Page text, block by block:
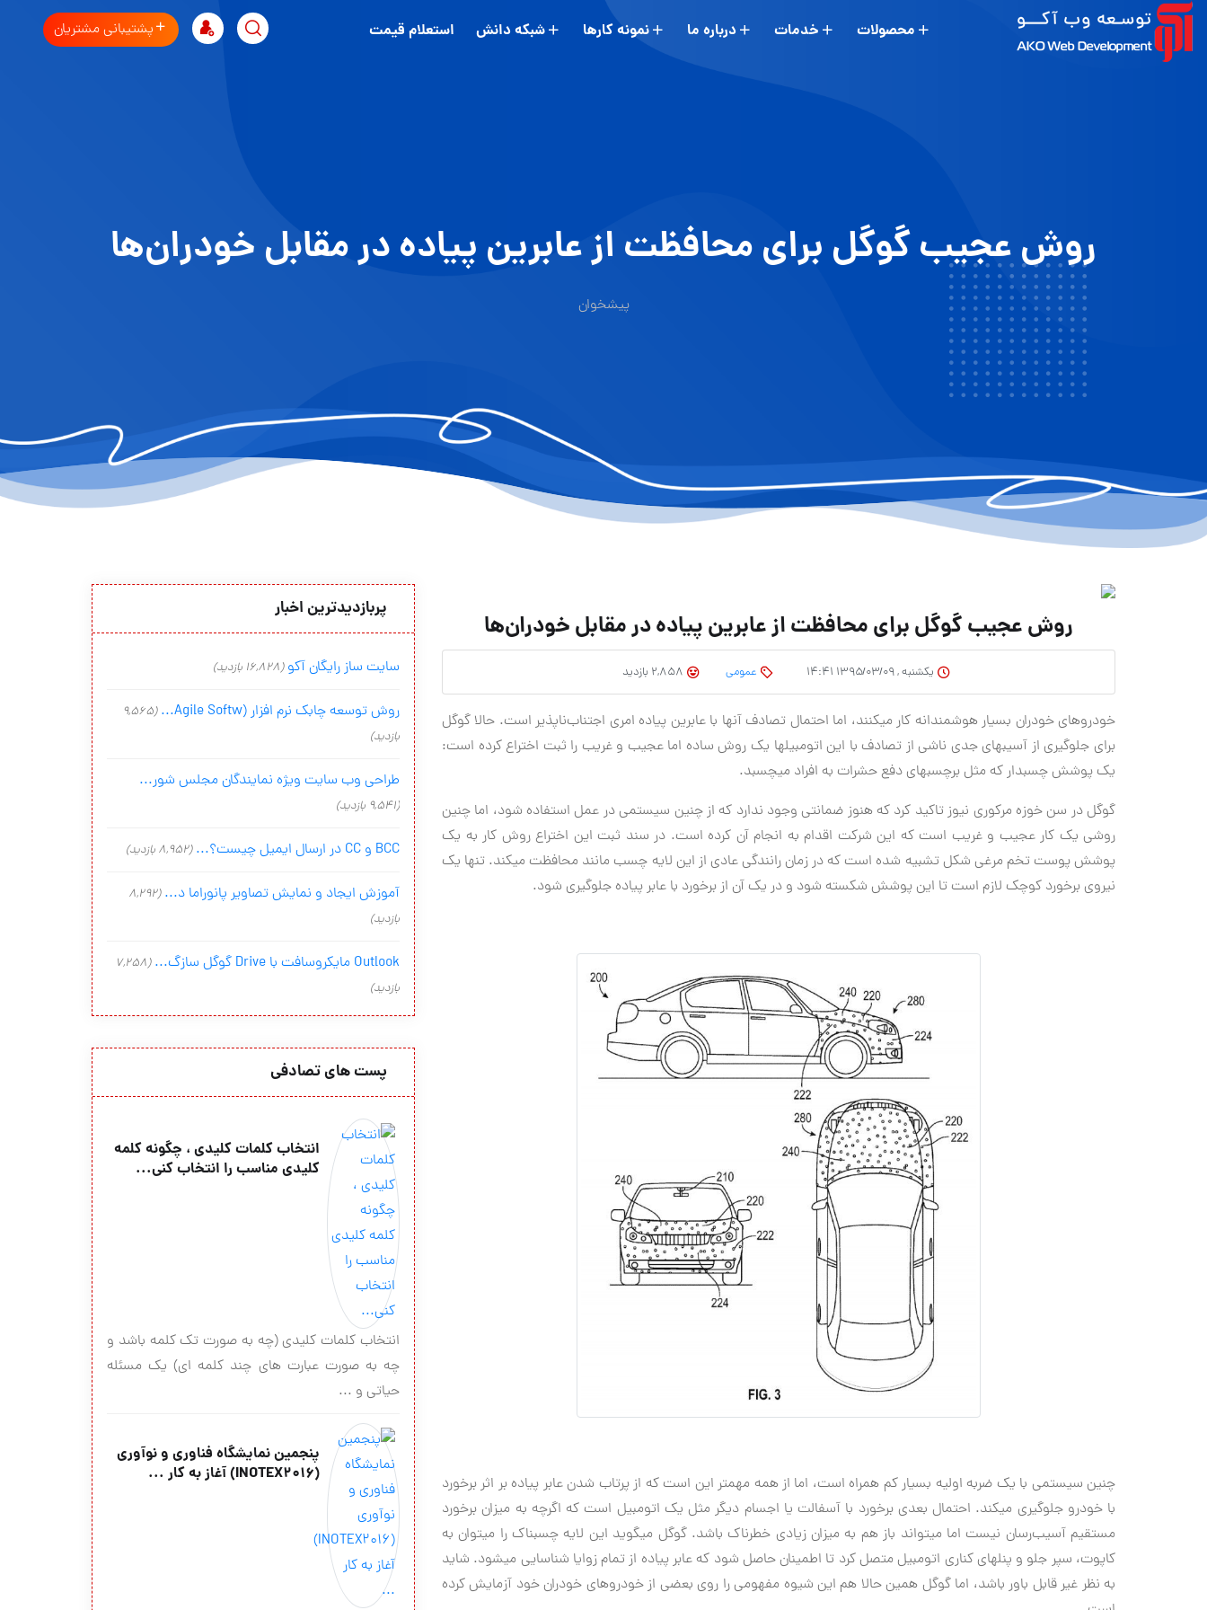
محصولات خدمات درباره ما نمونه کارها شبکه دانش استعلام قیمت پشتیبانی مشتریان
روش عجیب گوگل برای محافظت از عابرین پیاده در مقابل خودران‌ها
پیشخوان
روش عجیب گوگل برای محافظت از عابرین پیاده در مقابل خودران‌ها
یکشنبه , ۱۳۹۵/۰۳/۰۹ ۱۴:۴۱ عمومی
خودروهای خودران بسیار هوشمندانه کار می‎کنند، اما احتمال تصادف آنها با عابرین پیاده امری اجتناب‌ناپذیر است. حالا گوگل
برای جلوگیری از آسیب‎های جدی ناشی از تصادف با این اتومبیل‎ها یک روش ساده اما عجيب و غریب را ثبت اختراع کرده است:
یک پوشش چسب‎دار که مثل برچسب‎های دفع حشرات به افراد می‎چسبد.
گوگل در سن خوزه مرکوری نیوز تاکید کرد که هنوز ضمانتی وجود ندارد که از چنین سیستمی‎ در عمل استفاده شود، اما چنین
روشی یک کار عجيب و غریب است که این شرکت اقدام به انجام آن کرده است. در سند ثبت این اختراع روش کار به یک
پوشش پوست تخم مرغی شکل تشبیه شده است که در زمان رانندگی عادی از این لایه چسب مانند محافظت می‎کند. تنها یک
نیروی برخورد کوچک لازم است تا این پوشش شکسته شود و در یک آن از برخورد با عابر پیاده جلوگیری شود.
چنین سیستمی‎ با یک ضربه اولیه بسیار کم همراه است، اما از همه مهم‎تر این است که از پرتاب شدن عابر پیاده بر اثر برخورد
با خودرو جلوگیری می‎کند. احتمال بعدی برخورد با آسفالت یا اجسام دیگر مثل یک اتومبیل است که اگرچه به میزان برخورد
مستقیم آسیب‌رسان نیست اما می‎تواند باز هم به میزان زیادی خطرناک باشد. گوگل می‎گوید این لایه چسبناک را می‎توان به
کاپوت، سپر جلو و پنل‎های کناری اتومبیل متصل کرد تا اطمینان حاصل شود که عابر پیاده از تمام زوایا شناسایی می‎شود. شاید
به نظر غیر قابل باور باشد، اما گوگل همین حالا هم این شیوه مفهومی‎ را روی بعضی از خودروهای خودران خود آزمايش کرده
پربازدیدترین اخبار
سایت ساز رایگان آکو (16,828 بازدید)
روش توسعه چابک نرم افزار (Agile Softw...
(9,565
بازدید)
طراحی وب سایت ویژه نمایندگان مجلس شور...
(9,541 بازدید)
BCC و CC در ارسال ایمیل چیست؟... (8,952 بازدید)
آموزش ایجاد و نمایش تصاویر پانوراما د... (8,292
بازدید)
Outlook مایکروسافت با Drive گوگل سازگ...
(7,258
بازدید)
پست های تصادفی
انتخاب کلمات کلیدی ، چگونه کلمه
کلیدی مناسب را انتخاب کنی...
انتخاب کلمات کلیدی (چه به صورت تک کلمه باشد و
چه به صورت عبارت های چند کلمه ای) یک مسئله
حیاتی و ...
پنجمین نمایشگاه فناوری و نوآوری
(INOTEX2016) آغاز به کار ...